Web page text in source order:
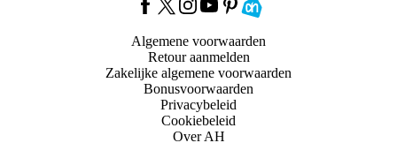
Algemene voorwaarden
Retour aanmelden
Zakelijke algemene voorwaarden
Bonusvoorwaarden
Privacybeleid
Cookiebeleid
Over AH